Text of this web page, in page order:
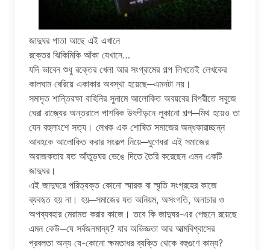
জাদুঘর পাতা আছে এই এখানে
রক্তের ঝিকিমিকি আঁকা যেখানে…
যদি ভাবেন শুধু রক্তের খেলা আর সংগ্রামের গল্প লিখতেই লেখকের
কালঘাম বেরিয়ে একাকার অবস্থা হয়েছে─এমনটা নয়।
সমাদৃত শান্তিরক্ষা বাহিনির সুনামে আলোকিত অবয়বের বিপরীতে সবুজে
ঘেরা রাজ্যের অন্তরালে পাশবিক উৎপীড়নে লুকানো গল্প─মিথ হয়েও তা
যেন বহুলাংশে সত্য। লেখক এক শোষিত সমাজের অন্ধকারাচ্ছন্ন
আবহকে আলোকিত করার সংকল্প নিয়ে─ঘুণেধরা এই সমাজের
অরাজকতার যত আঁতুড়ঘর ভেঙে দিতে তৈরি করেছেন এমন একটি
জাদুঘর।
এই জাদুঘরে পরিত্যক্ত কোনো স্মারক বা স্মৃতি সংগ্রহের কাজে
ব্যবহৃত হয় না। হয়─সমাজের যত অনিয়ম, অসংগতি, অনাচার ও
অপব্যবহার মেরামত করার কাজে। তবে কি জাদুঘর-এর পেছনে রয়েছে
এমন কেউ─যে সর্বজনমান্য? যার অভিজ্ঞতা আর আত্মবিশ্বাসের
প্রবলতা অন্য যে-কোনো ক্ষমতাধর ব্যক্তি থেকে বহুগুণে কাম্য?